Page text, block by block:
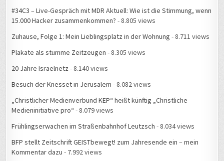
#34C3 – Live-Gespräch mit MDR Aktuell: Wie ist die Stimmung, wenn
15.000 Hacker zusammenkommen? - 8.805 views
Zuhause, Folge 1: Mein Lieblingsplatz in der Wohnung - 8.711 views
Plakate als stumme Zeitzeugen - 8.305 views
20 Jahre Israelnetz - 8.140 views
Besuch der Knesset in Jerusalem - 8.082 views
„Christlicher Medienverbund KEP“ heißt künftig „Christliche
Medieninitiative pro“ - 8.079 views
Frühlingserwachen im Straßenbahnhof Leutzsch - 8.034 views
BFP stellt Zeitschrift GEISTbewegt! zum Jahresende ein – mein
Kommentar dazu - 7.992 views